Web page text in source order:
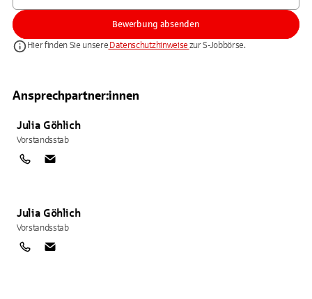
Bewerbung absenden
Hier finden Sie unsere Datenschutzhinweise zur S-Jobbörse.
Ansprechpartner:innen
Julia Göhlich
Vorstandsstab
Julia Göhlich
Vorstandsstab